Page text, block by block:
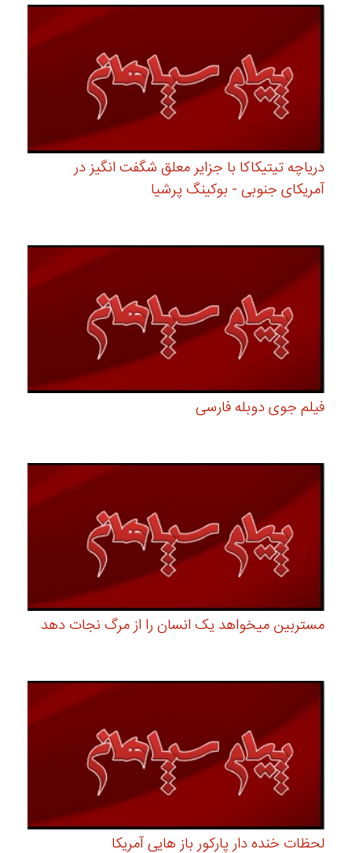
دریاچه تیتیکاکا با جزایر معلق شگفت انگیز در
آمریکای جنوبی - بوکینگ پرشیا
فیلم جوی دوبله فارسی
مستربین میخواهد یک انسان را از مرگ نجات دهد
لحظات خنده دار پارکور باز هایی آمریکا